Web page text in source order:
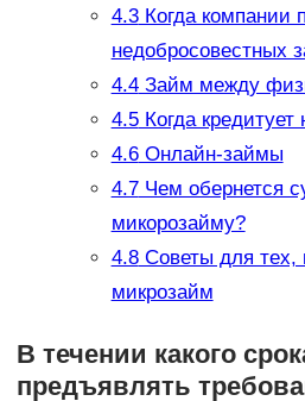
4.3Когда компании
недобросовестных
4.4Займ между
4.5Когда
4.6Онлайн-займы
4.7Чем обернется
микорозайму?
4.8Советы для тех,
микрозайм
В течении какого
предъявлять